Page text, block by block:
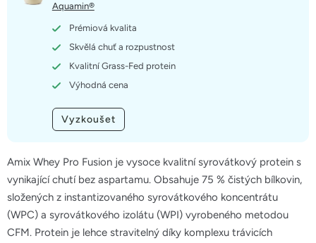
Amix Whey Pro Fusion je vysoce kvalitní syrovátkový protein s
vynikající chutí bez aspartamu. Obsahuje 75 % čistých bílkovin,
složených z instantizovaného syrovátkového koncentrátu
(WPC) a syrovátkového izolátu (WPI) vyrobeného metodou
CFM. Protein je lehce stravitelný díky komplexu trávicích
Aquamin®
Prémiová kvalita
Skvělá chuť a rozpustnost
Kvalitní Grass-Fed protein
Výhodná cena
Vyzkoušet